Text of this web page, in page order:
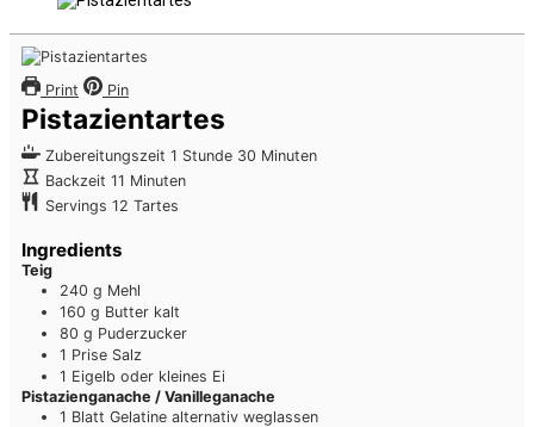
Print Pin
Pistazientartes
Zubereitungszeit 1 Stunde
Stunde 30 Minuten
Minuten
Backzeit 11 Minuten
Minuten
Servings 12 Tartes
Ingredients
Teig
240 g Mehl
160 g Butter kalt
80 g Puderzucker
1 Prise Salz
1 Eigelb oder kleines Ei
Pistazienganache / Vanilleganache
1 Blatt Gelatine alternativ weglassen